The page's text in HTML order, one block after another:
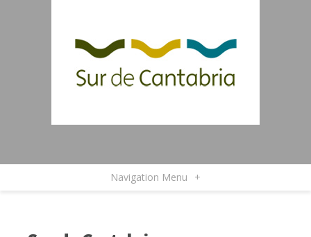
Navigation Menu +